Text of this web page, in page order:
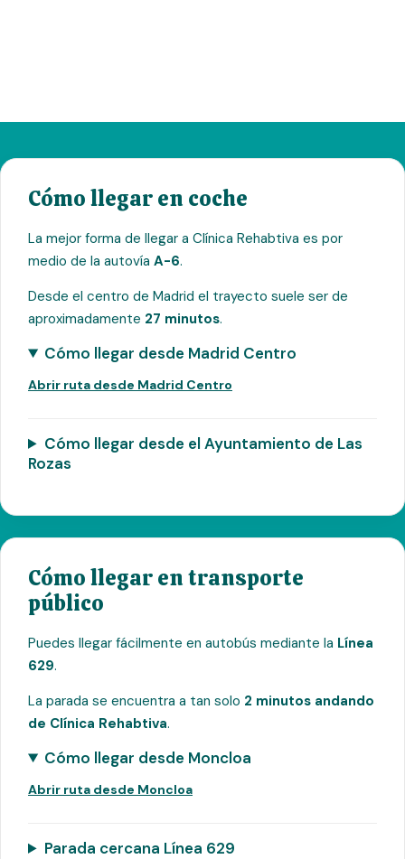
Cómo llegar en coche
La mejor forma de llegar a Clínica Rehabtiva es por
medio de la autovía A-6.
Desde el centro de Madrid el trayecto suele ser de
aproximadamente 27 minutos.
Cómo llegar desde Madrid Centro
Abrir ruta desde Madrid Centro
Cómo llegar desde el Ayuntamiento de Las
Rozas
Cómo llegar en transporte
público
Puedes llegar fácilmente en autobús mediante la Línea
629.
La parada se encuentra a tan solo 2 minutos andando
de Clínica Rehabtiva.
Cómo llegar desde Moncloa
Abrir ruta desde Moncloa
Parada cercana Línea 629